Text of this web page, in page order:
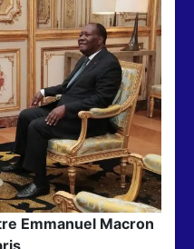
Emmanuel Macron